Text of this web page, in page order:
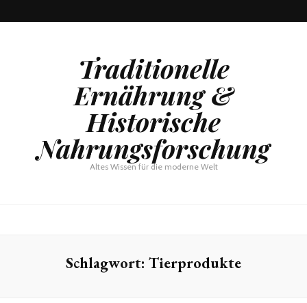
Traditionelle
Ernährung &
Historische
Nahrungsforschung
Altes Wissen für die moderne Welt
Schlagwort: Tierprodukte